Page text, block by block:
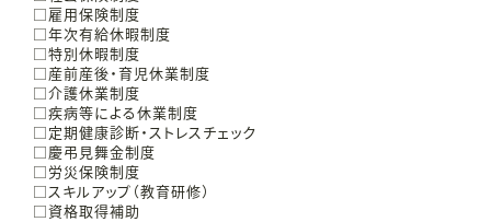
□雇用保険制度
□年次有給休暇制度
□特別休暇制度
□産前産後・育児休業制度
□介護休業制度
□疾病等による休業制度
□定期健康診断・ストレスチェック
□慶弔見舞金制度
□労災保険制度
□スキルアップ（教育研修）
□資格取得補助